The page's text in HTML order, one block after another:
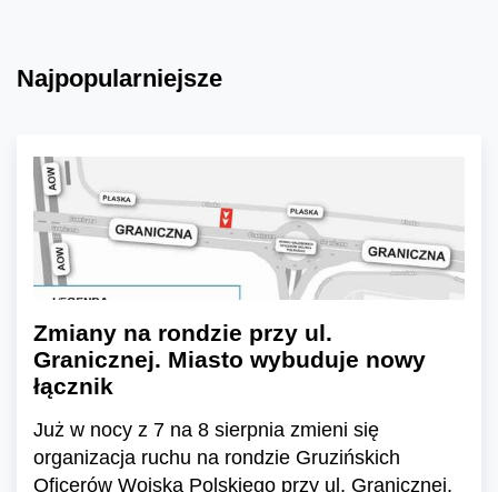
Najpopularniejsze
Zmiany na rondzie przy ul.
Granicznej. Miasto wybuduje nowy
łącznik
Już w nocy z 7 na 8 sierpnia zmieni się
organizacja ruchu na rondzie Gruzińskich
Oficerów Wojska Polskiego przy ul. Granicznej.